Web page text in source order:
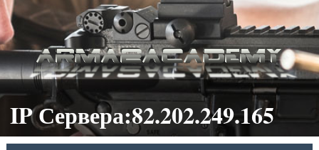
IP Сервера:82.202.249.165